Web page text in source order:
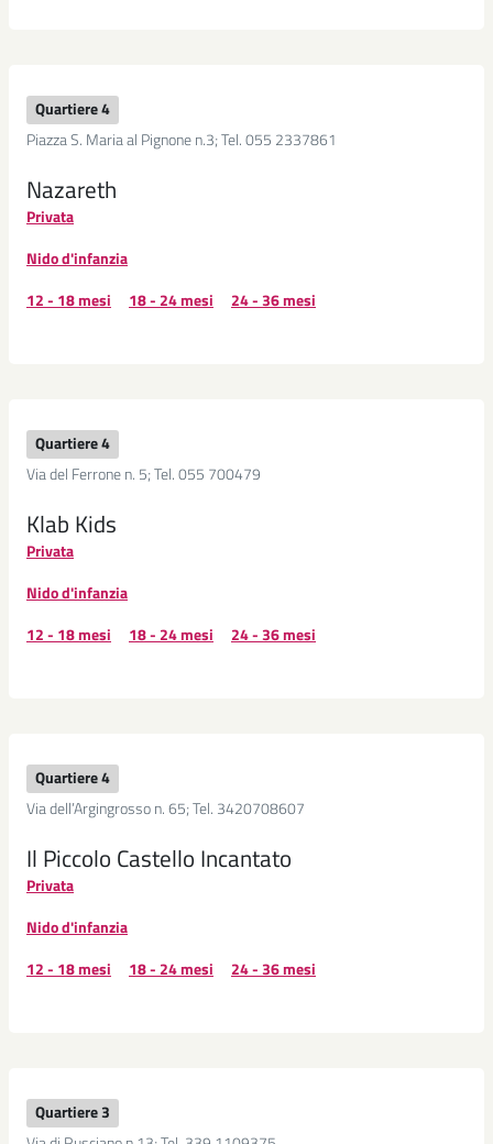
Quartiere 4
Piazza S. Maria al Pignone n.3; Tel. 055 2337861
Nazareth
Privata
Nido d'infanzia
12 - 18 mesi
18 - 24 mesi 24 - 36 mesi
Quartiere 4
Via del Ferrone n. 5; Tel. 055 700479
Klab Kids
Privata
Nido d'infanzia
12 - 18 mesi
18 - 24 mesi 24 - 36 mesi
Quartiere 4
Via dell’Argingrosso n. 65; Tel. 3420708607
Il Piccolo Castello Incantato
Privata
Nido d'infanzia
12 - 18 mesi
18 - 24 mesi 24 - 36 mesi
Quartiere 3